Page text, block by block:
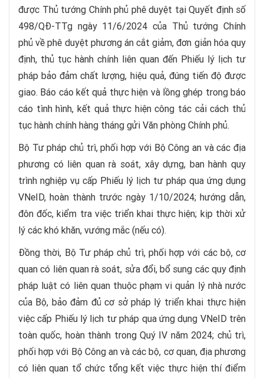
được Thủ tướng Chính phủ phê duyệt tại Quyết định số
498/QĐ-TTg ngày 11/6/2024 của Thủ tướng Chính
phủ về phê duyệt phương án cắt giảm, đơn giản hóa quy
định, thủ tục hành chính liên quan đến Phiếu lý lịch tư
pháp bảo đảm chất lượng, hiệu quả, đúng tiến độ được
giao. Báo cáo kết quả thực hiện và lồng ghép trong báo
cáo tình hình, kết quả thực hiện công tác cải cách thủ
tục hành chính hàng tháng gửi Văn phòng Chính phủ.
Bộ Tư pháp chủ trì, phối hợp với Bộ Công an và các địa
phương có liên quan rà soát, xây dựng, ban hành quy
trình nghiệp vụ cấp Phiếu lý lịch tư pháp qua ứng dụng
VNeID, hoàn thành trước ngày 1/10/2024; hướng dẫn,
đôn đốc, kiểm tra việc triển khai thực hiện; kịp thời xử
lý các khó khăn, vướng mắc (nếu có).
Đồng thời, Bộ Tư pháp chủ trì, phối hợp với các bộ, cơ
quan có liên quan rà soát, sửa đổi, bổ sung các quy định
pháp luật có liên quan thuộc phạm vi quản lý nhà nước
của Bộ, bảo đảm đủ cơ sở pháp lý triển khai thực hiện
việc cấp Phiếu lý lịch tư pháp qua ứng dụng VNeID trên
toàn quốc, hoàn thành trong Quý IV năm 2024; chủ trì,
phối hợp với Bộ Công an và các bộ, cơ quan, địa phương
có liên quan tổ chức tổng kết việc thực hiện thí điểm